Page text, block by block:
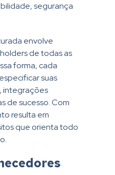
segurança
envolve
de todas as
forma, cada
suas
integrações
de sucesso. Com
resulta em
que orienta todo